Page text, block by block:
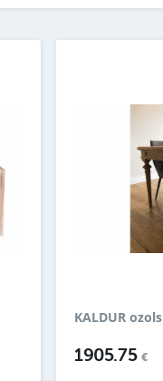
KALDUR ozols
1905.75 €